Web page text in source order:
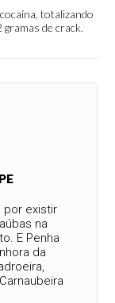
totalizando
gramas de crack.
por existir
na
E Penha
da